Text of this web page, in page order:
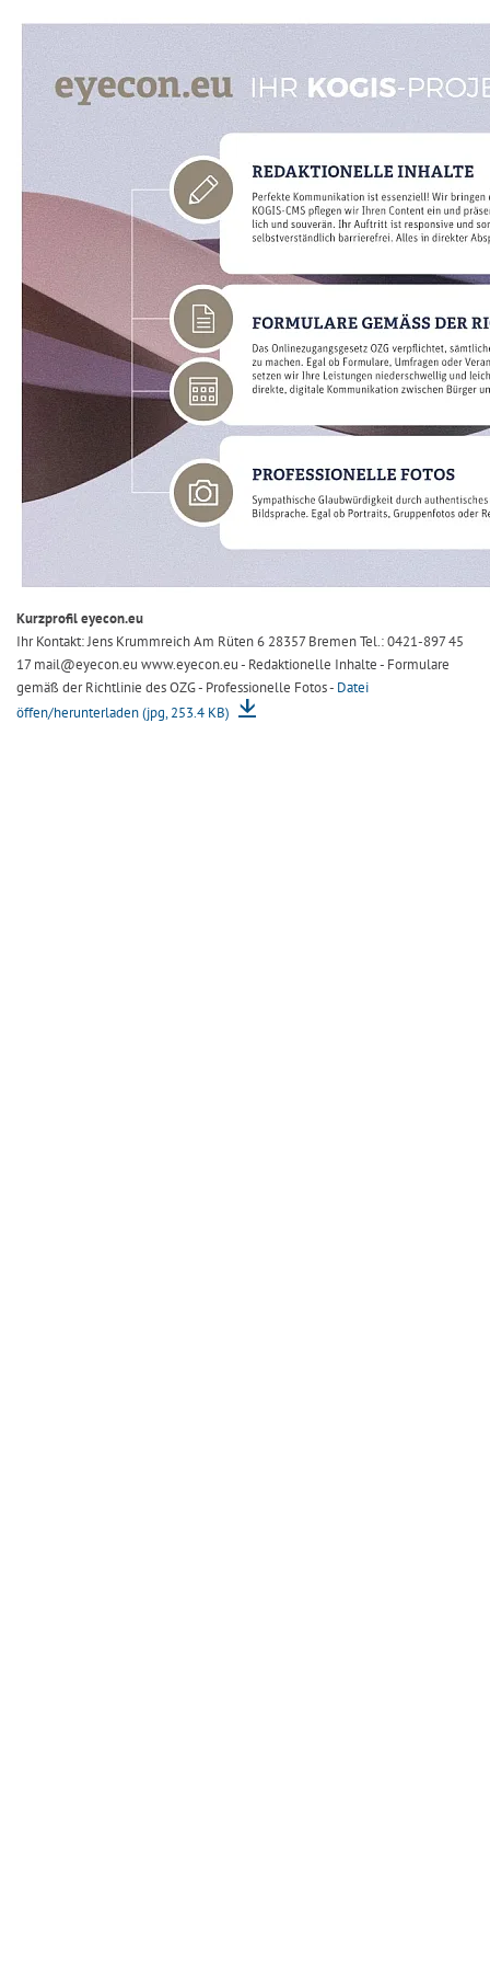
Kurzprofil eyecon.eu
Ihr Kontakt: Jens Krummreich Am Rüten 6 28357 Bremen Tel.: 0421-897 45
17 mail@eyecon.eu www.eyecon.eu - Redaktionelle Inhalte - Formulare
gemäß der Richtlinie des OZG - Professionelle Fotos - Datei
öffen/herunterladen (jpg, 253.4 KB)